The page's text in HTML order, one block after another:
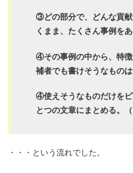
③どの部分で、どんな貢
くまま、たくさん事例をあ
④その事例の中から、特
補者でも書けそうなものは
④使えそうなものだけを
とつの文章にまとめる。（
・・・という流れでした。